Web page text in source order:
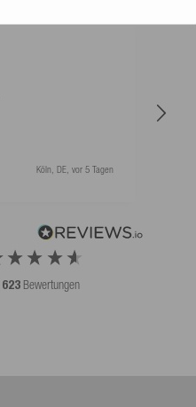
623 Bewertungen
Köln, DE, vor 5 Tagen